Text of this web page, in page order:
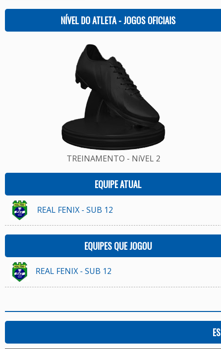
NÍVEL DO ATLETA - JOGOS OFICIAIS
TREINAMENTO - NíVEL 2
EQUIPE ATUAL
REAL FENIX - SUB 12
EQUIPES QUE JOGOU
REAL FENIX - SUB 12